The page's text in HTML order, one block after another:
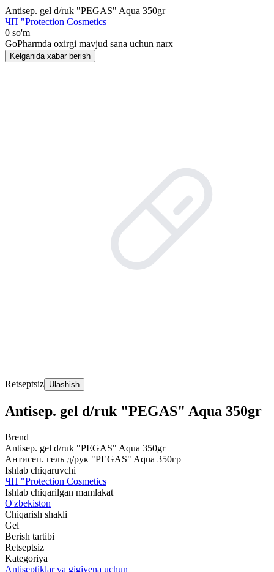
Antisep. gel d/ruk "PEGAS" Aqua 350gr
ЧП "Protection Cosmetics
0 so'm
GoPharmda oxirgi mavjud sana uchun narx
Kelganida xabar berish
Retseptsiz Ulashish
Antisep. gel d/ruk "PEGAS" Aqua 350gr
Brend
Antisep. gel d/ruk "PEGAS" Aqua 350gr
Антисеп. гель д/рук "PEGAS" Aqua 350гр
Ishlab chiqaruvchi
ЧП "Protection Cosmetics
Ishlab chiqarilgan mamlakat
O'zbekiston
Chiqarish shakli
Gel
Berish tartibi
Retseptsiz
Kategoriya
Antiseptiklar va gigiyena uchun